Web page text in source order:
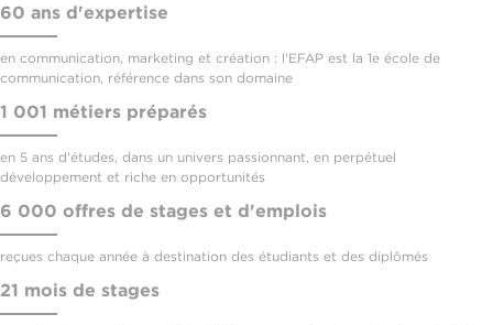
60 ans d'expertise
en communication, marketing et création : l'EFAP est la 1e école de
communication, référence dans son domaine
1 001 métiers préparés
en 5 ans d'études, dans un univers passionnant, en perpétuel
développement et riche en opportunités
6 000 offres de stages et d'emplois
reçues chaque année à destination des étudiants et des diplômés
21 mois de stages